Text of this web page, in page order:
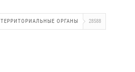
ТЕРРИТОРИАЛЬНЫЕ ОРГАНЫ 28588